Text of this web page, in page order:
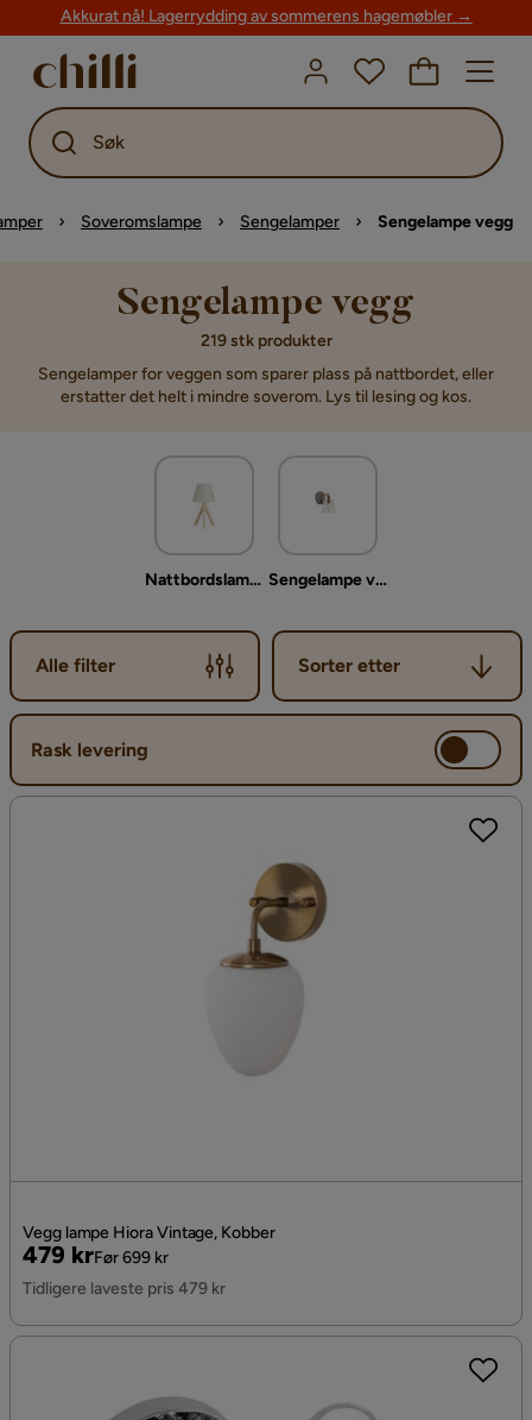
Akkurat nå! Lagerrydding av sommerens hagemøbler →
Søk
Soveromslampe Sengelamper Sengelampe vegg
Sengelampe vegg
219 stk produkter
Sengelamper for veggen som sparer plass på nattbordet, eller
erstatter det helt i mindre soverom. Lys til lesing og kos.
Nattbordslampe stående Sengelampe vegg
Alle filter
Sorter etter
Sorter etter
Rask levering
Vegg lampe Hiora Vintage, Kobber
Pris
479 kr
Original
Pris
Før 699 kr
Tidligere laveste pris 479 kr